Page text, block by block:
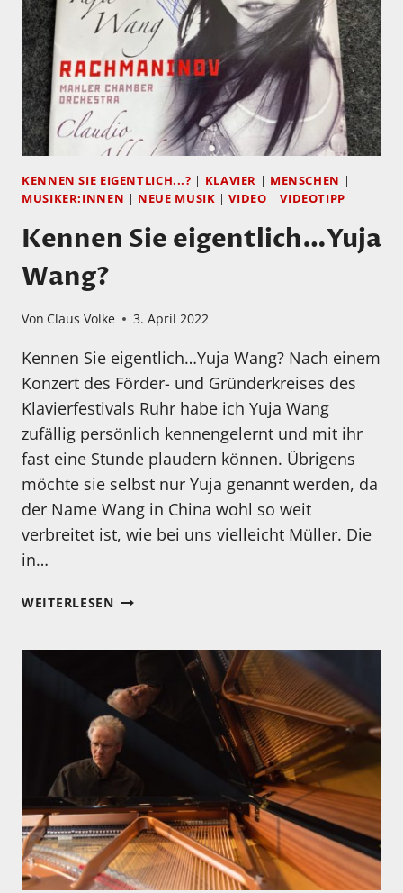
KENNEN SIE EIGENTLICH...? KLAVIER MENSCHEN
MUSIKER:INNEN
NEUE MUSIK |VIDEO |VIDEOTIPP
Kennen Sie eigentlich…Yuja
Wang?
Von Claus Volke 3. April 2022
Kennen Sie eigentlich…Yuja Wang? Nach einem
Konzert des Förder- und Gründerkreises des
Klavierfestivals Ruhr habe ich Yuja Wang
zufällig persönlich kennengelernt und mit ihr
fast eine Stunde plaudern können. Übrigens
möchte sie selbst nur Yuja genannt werden, da
der Name Wang in China wohl so weit
verbreitet ist, wie bei uns vielleicht Müller. Die
in…
WEITERLESENKENNEN
WANG?